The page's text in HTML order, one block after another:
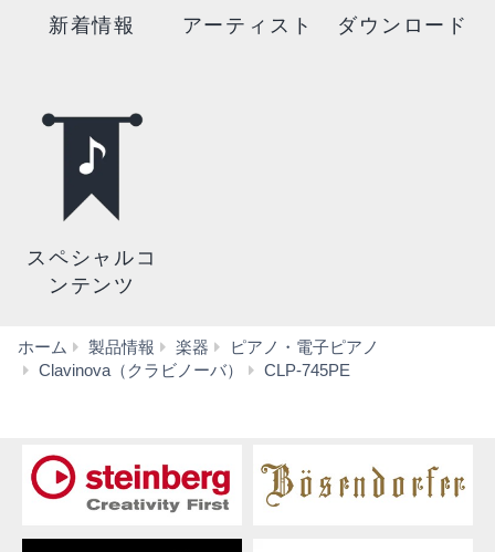
新着情報 アーティスト ダウンロード
スペシャルコ
ンテンツ
ホーム 製品情報 楽器
ピアノ・電子ピアノ
Clavinova（クラビノーバ）
CLP-745PE
ー